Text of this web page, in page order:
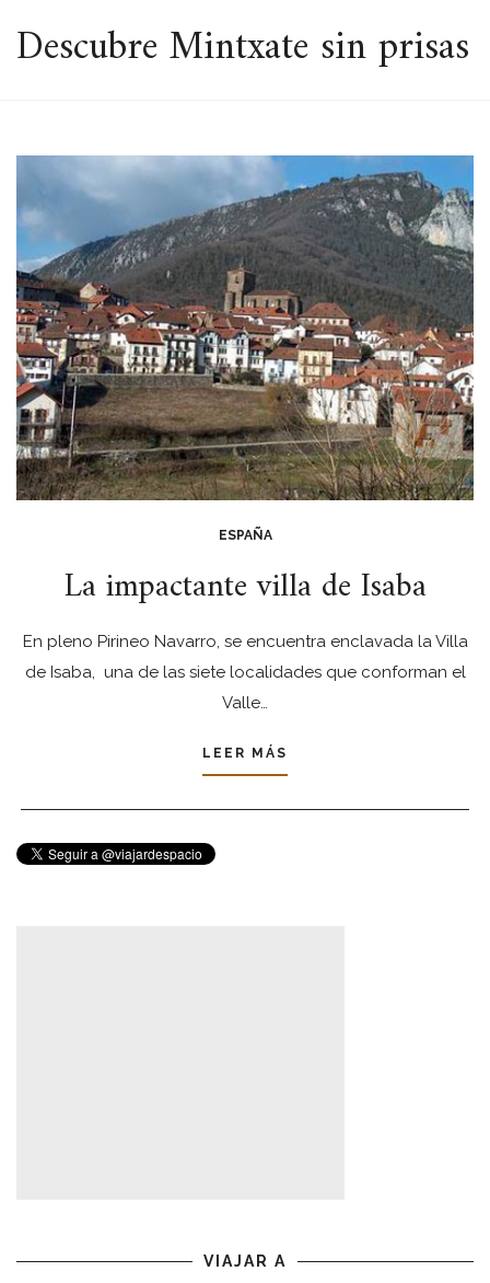
ESPACIO
Descubre Mintxate sin prisas
ESPAÑA
La impactante villa de Isaba
En pleno Pirineo Navarro, se encuentra enclavada la Villa
de Isaba, una de las siete localidades que conforman el
Valle…
LEER MÁS
VIAJAR A